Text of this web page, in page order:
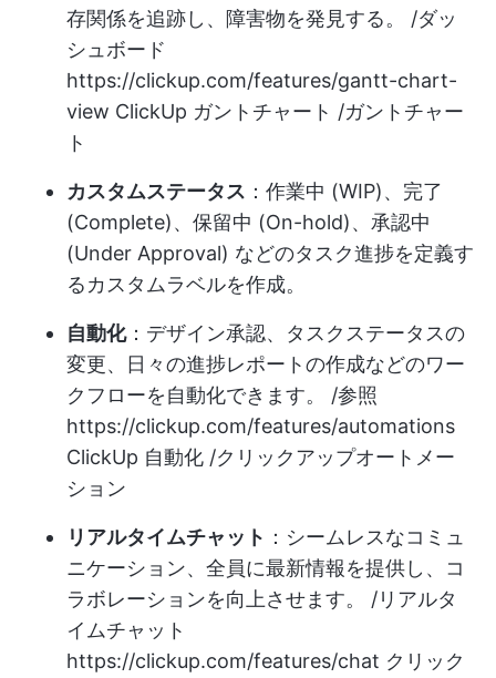
存関係を追跡し、障害物を発見する。 /ダッ
シュボード
https://clickup.com/features/gantt-chart-
view ClickUp ガントチャート /ガントチャー
ト
カスタムステータス ：作業中 (WIP)、完了
(Complete)、保留中 (On-hold)、承認中
(Under Approval) などのタスク進捗を定義す
るカスタムラベルを作成。
自動化：デザイン承認、タスクステータスの
変更、日々の進捗レポートの作成などのワー
クフローを自動化できます。 /参照
https://clickup.com/features/automations
ClickUp 自動化 /クリックアップオートメー
ション
リアルタイムチャット ：シームレスなコミュ
ニケーション、全員に最新情報を提供し、コ
ラボレーションを向上させます。 /リアルタ
イムチャット
https://clickup.com/features/chat クリック